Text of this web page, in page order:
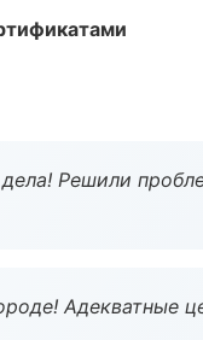
Решили
Адекватные